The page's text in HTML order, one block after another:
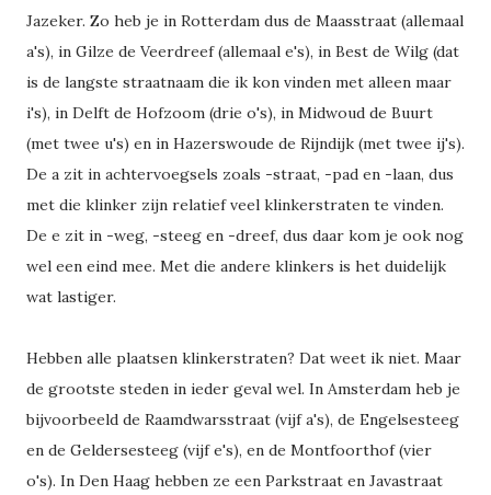
Jazeker. Zo heb je in Rotterdam dus de Maasstraat (allemaal
a's), in Gilze de Veerdreef (allemaal e's), in Best de Wilg (dat
is de langste straatnaam die ik kon vinden met alleen maar
i's), in Delft de Hofzoom (drie o's), in Midwoud de Buurt
(met twee u's) en in Hazerswoude de Rijndijk (met twee ij's).
De a zit in achtervoegsels zoals -straat, -pad en -laan, dus
met die klinker zijn relatief veel klinkerstraten te vinden.
De e zit in -weg, -steeg en -dreef, dus daar kom je ook nog
wel een eind mee. Met die andere klinkers is het duidelijk
wat lastiger.
Hebben alle plaatsen klinkerstraten? Dat weet ik niet. Maar
de grootste steden in ieder geval wel. In Amsterdam heb je
bijvoorbeeld de Raamdwarsstraat (vijf a's), de Engelsesteeg
en de Geldersesteeg (vijf e's), en de Montfoorthof (vier
o's). In Den Haag hebben ze een Parkstraat en Javastraat